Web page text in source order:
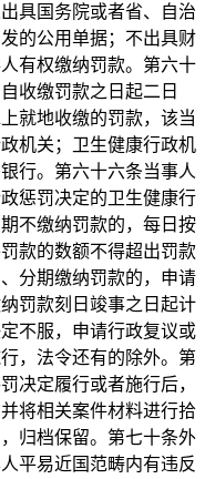
具国务院或者省、自治
的公用单据；不出具财
有权缴纳罚款。第六十
收缴罚款之日起二日
就地收缴的罚款，该当
机关；卫生健康行政机
行。第六十六条当事人
惩罚决定的卫生健康行
不缴纳罚款的，每日按
款的数额不得超出罚款
分期缴纳罚款的，申请
罚款刻日竣事之日起计
不服，申请行政复议或
，法令还有的除外。第
决定履行或者施行后，
将相关案件材料进行拾
归档保留。第七十条外
平易近国范畴内有违反